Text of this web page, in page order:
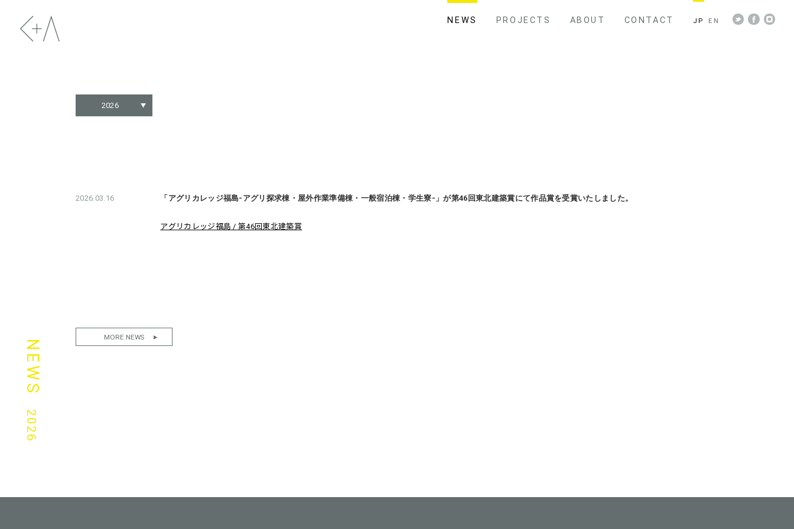
NEWS PROJECTS ABOUT CONTACT JP EN
NEWS
2026
2026
2026.03.16 「アグリカレッジ福島-アグリ探求棟・屋外作業準備棟・一般宿泊棟・学生寮-」が第46回東北建築賞にて作品賞を受賞いたしました。
アグリカレッジ福島 / 第46回東北建築賞
MORE NEWS